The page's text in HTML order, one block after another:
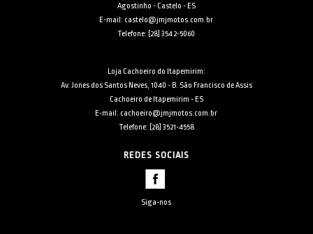
Agostinho - Castelo - ES
E-mail: castelo@jmjmotos.com.br
Telefone: [28] 3542-5060
Loja Cachoeiro do Itapemirim:
Av. Jones dos Santos Neves, 1040 - B. São Francisco de Assis
Cachoeiro de Itapemirim - ES
E-mail: cachoeiro@jmjmotos.com.br
Telefone: [28] 3521-4558
REDES SOCIAIS
Siga-nos